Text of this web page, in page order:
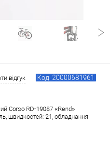
відгук Код: 20000681961
Corso RD-19087 «Rend»
швидкостей: 21, обладнання